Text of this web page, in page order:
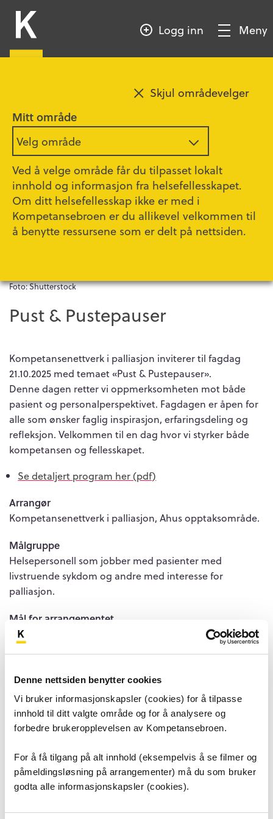
Denne nettsiden benytter cookies
Vi bruker informasjonskapsler (cookies) for å tilpasse
innhold til ditt valgte område og for å analysere og
forbedre brukeropplevelsen av Kompetansebroen.
For å få tilgang på alt innhold (eksempelvis å se filmer og
påmeldingsløsning på arrangementer) må du som bruker
godta alle informasjonskapsler (cookies).
Mitt område
Velg område
Ved å velge område får du tilpasset lokalt
innhold og informasjon fra helsefellesskapet.
Om ditt helsefellesskap ikke er med i
Kompetansebroen er du allikevel velkommen til
å benytte ressursene som er delt på nettsiden.
Skjul områdevelger
HOVEDINNHOLD
KompetansebroenLogg inn
Vis/SkjulMeny
Foto: Shutterstock
Pust & Pustepauser
Kompetansenettverk i palliasjon inviterer til fagdag
21.10.2025 med temaet «Pust & Pustepauser».
Denne dagen retter vi oppmerksomheten mot både
pasient og personalperspektivet. Fagdagen er åpen for
alle som ønsker faglig inspirasjon, erfaringsdeling og
refleksjon. Velkommen til en dag hvor vi styrker både
kompetansen og fellesskapet.
Se detaljert program her (pdf)
Arrangør
Kompetansenettverk i palliasjon, Ahus opptaksområde.
Målgruppe
Helsepersonell som jobber med pasienter med
livstruende sykdom og andre med interesse for
palliasjon.
Mål for arrangementet
Kompetanseheving innen palliasjon.
09. oktober 2025 kl 22.00
Pris for arrangementet
Arrangementet er gratis
Sarprit Kaur Sarai (Sarprit.Kaur.Sarai@ahus.no )
Bevertning